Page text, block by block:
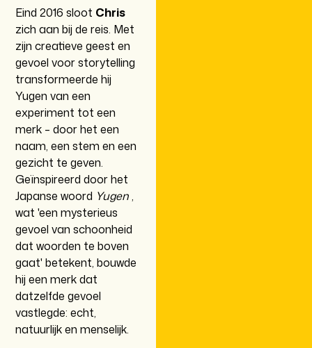
Eind 2016 sloot Chris
zich aan bij de reis. Met
zijn creatieve geest en
gevoel voor storytelling
transformeerde hij
Yugen van een
experiment tot een
merk – door het een
naam, een stem en een
gezicht te geven.
Geïnspireerd door het
Japanse woord Yugen,
wat 'een mysterieus
gevoel van schoonheid
dat woorden te boven
gaat' betekent, bouwde
hij een merk dat
datzelfde gevoel
vastlegde: echt,
natuurlijk en menselijk.